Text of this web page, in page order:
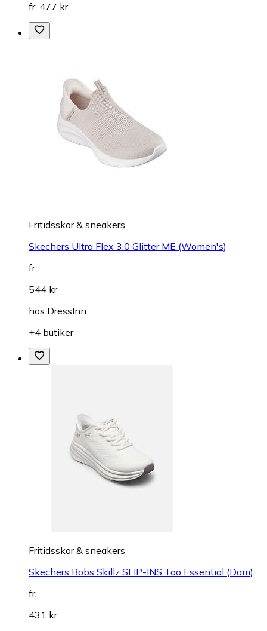
fr. 477 kr
Fritidsskor & sneakers
Skechers Ultra Flex 3.0 Glitter ME (Women's)
fr.
544 kr
hos DressInn
+4 butiker
Fritidsskor & sneakers
Skechers Bobs Skillz SLIP-INS Too Essential (Dam)
fr.
431 kr